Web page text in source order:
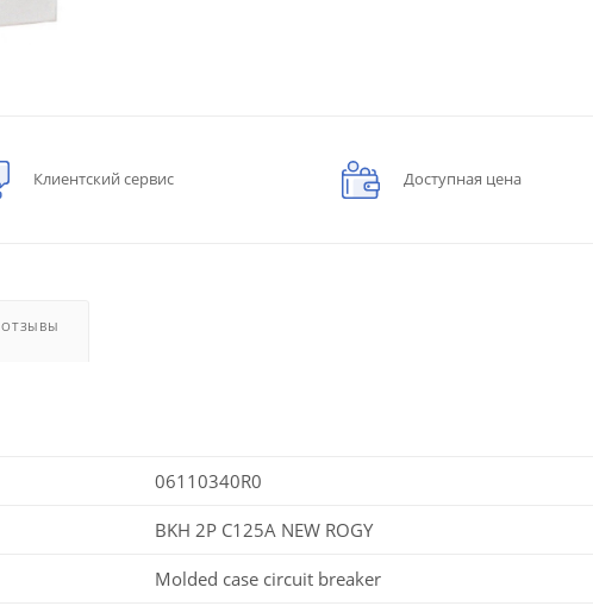
Клиентский сервис Доступная цена
ОТЗЫВЫ
06110340R0
BKH 2P C125A NEW ROGY
Molded case circuit breaker